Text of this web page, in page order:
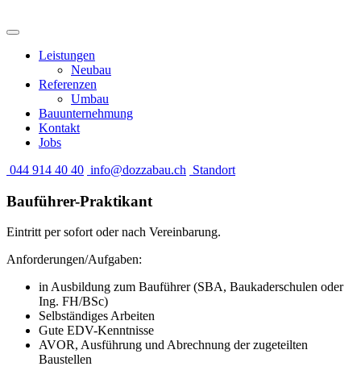
Leistungen
Neubau
Referenzen
Umbau
Bauunternehmung
Kontakt
Jobs
044 914 40 40 info@dozzabau.ch Standort
Bauführer-Praktikant
Eintritt per sofort oder nach Vereinbarung.
Anforderungen/Aufgaben:
in Ausbildung zum Bauführer (SBA, Baukaderschulen oder
Ing. FH/BSc)
Selbständiges Arbeiten
Gute EDV-Kenntnisse
AVOR, Ausführung und Abrechnung der zugeteilten
Baustellen